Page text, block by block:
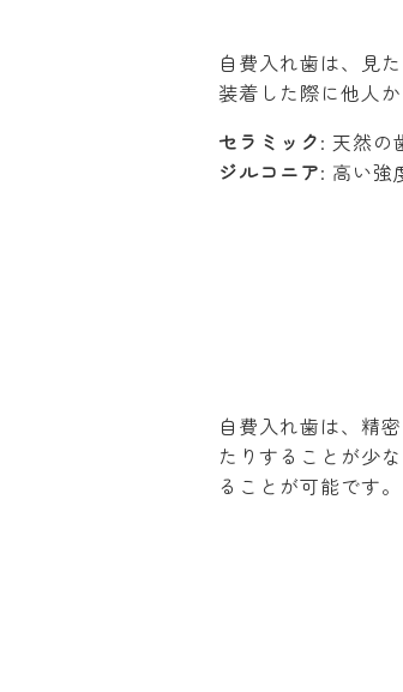
自費入れ歯は、見
装着した際に他人
セラミック: 天然の
ジルコニア: 高い強
自費入れ歯は、精
たりすることが少
ることが可能です。